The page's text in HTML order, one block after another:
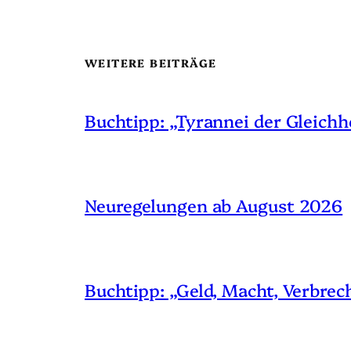
WEITERE BEITRÄGE
Buchtipp: „Tyrannei der
Neuregelungen ab August 2026
Buchtipp: „Geld, Macht,